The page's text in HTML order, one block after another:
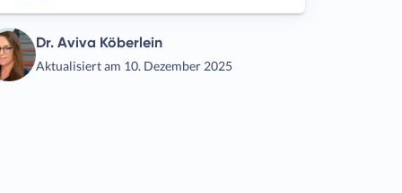
Dr. Aviva Köberlein
Aktualisiert am 10. Dezember 2025